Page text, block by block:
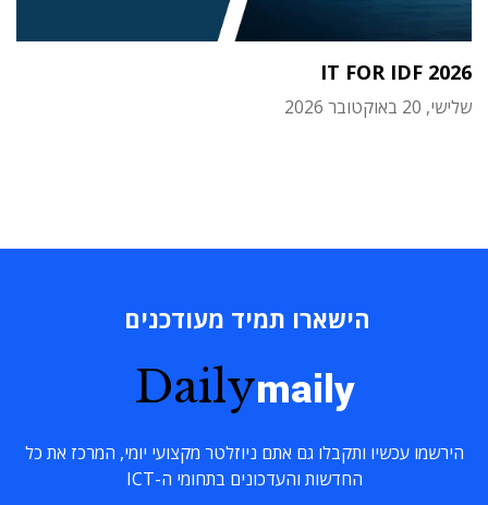
IT FOR IDF 2026
שלישי, 20 באוקטובר 2026
הישארו תמיד מעודכנים
Dailymaily
הירשמו עכשיו ותקבלו גם אתם ניוזלטר מקצועי יומי, המרכז את כל
החדשות והעדכונים בתחומי ה-ICT